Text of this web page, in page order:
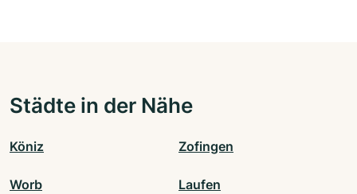
Städte in der Nähe
Köniz Zofingen
Worb Laufen